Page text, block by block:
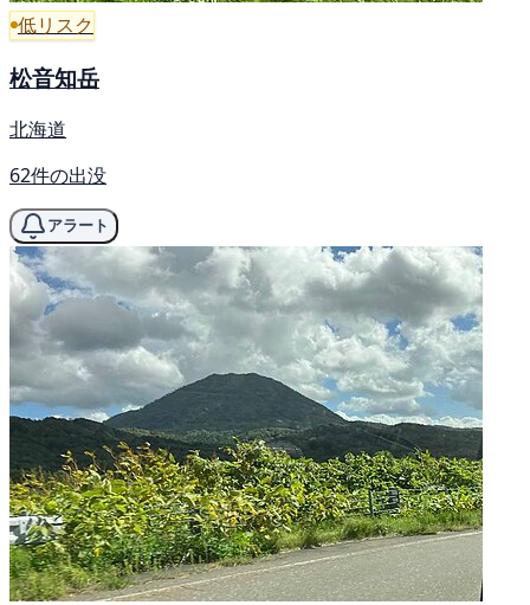
低リスク
松音知岳
北海道
62件の出没
アラート